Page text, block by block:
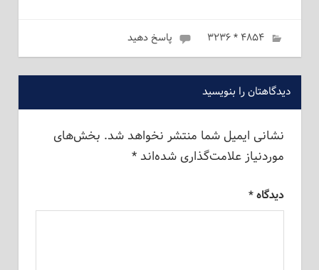
ژانویه 6, 2023
admin
۴۸۵۴ * ۳۲۳۶ پاسخ دهید
دیدگاهتان را بنویسید
نشانی ایمیل شما منتشر نخواهد شد. بخش‌های
موردنیاز علامت‌گذاری شده‌اند*
دیدگاه*